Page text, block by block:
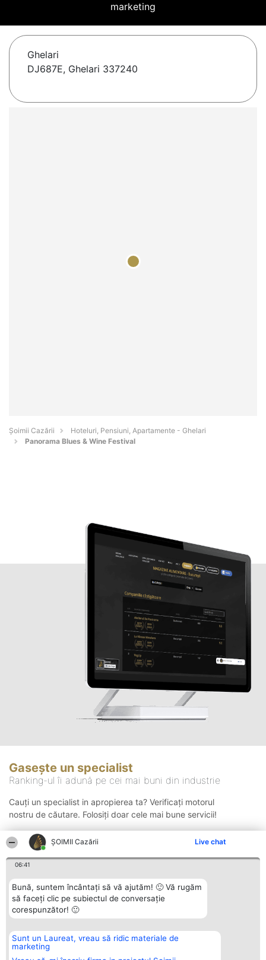
ȘOIMII Cazării Live chat
06:41
Bună, suntem încântați să vă ajutăm! 🙂 Vă rugăm
să faceți clic pe subiectul de conversație
corespunzător! 🙂
Sunt un Laureat, vreau să ridic materiale de
marketing
marketing
Ghelari
DJ687E, Ghelari 337240
Șoimii Cazării
Hoteluri, Pensiuni, Apartamente - Ghelari
Panorama Blues & Wine Festival
Gasește un specialist
Ranking-ul îi adună pe cei mai buni din industrie
Cauți un specialist in apropierea ta? Verificați motorul
nostru de căutare. Folosiți doar cele mai bune servicii!
Organizator Ranking
BRIGHT SOLUTIONS BR SRL
Aleea Timisul De Sus 2 Bl. A30
Plebiscyt
Lista Tuturor
Contact